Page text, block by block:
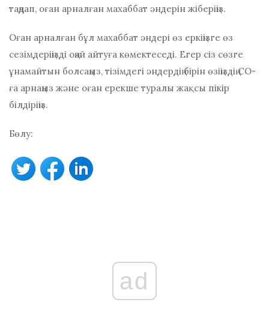
таңдап, оған арналған махаббат әндерін жіберіңіз.
Оған арналған бұл махаббат әндері өз еркіңізге өз
сезімдеріңізді оңай айтуға көмектеседі. Егер сіз сөзге
ұнамайтын болсаңыз, тізімдегі әндердің бірін өзіңіздің СО-
ға арнаңыз және оған ерекше туралы жақсы пікір
білдіріңіз.
Бөлу:
ad